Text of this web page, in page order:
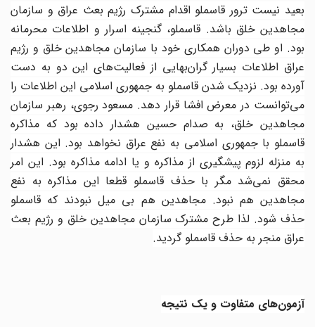
بعید نیست ترور قاسملو اقدام مشترک رژیم بعث عراق و سازمان
مجاهدین خلق باشد. قاسملو، گنجینه اسرار و اطلاعات محرمانه
بود. او طی دوران همکاری خود با سازمان مجاهدین خلق و رژیم
عراق اطلاعات بسیار گران‌بهایی از فعالیت‌های این دو به دست
آورده بود. نزدیک شدن قاسملو به جمهوری اسلامی این اطلاعات را
می‌توانست در معرض افشا قرار دهد. مسعود رجوی، رهبر سازمان
مجاهدین خلق، به صدام حسین هشدار داده بود که مذاکره
قاسملو با جمهوری اسلامی به نفع عراق نخواهد بود. این هشدار
به منزله لزوم پیشگیری از مذاکره و یا ادامه مذاکره بود. این امر
محقق نمی‌شد مگر با حذف قاسملو قطعا این مذاکره به نفع
مجاهدین هم نبود. مجاهدین هم بی میل نبودند که قاسملو
حذف شود. لذا طرح مشترک سازمان مجاهدین خلق و رژیم بعث
عراق منجر به حذف قاسملو گردید.
آزمون‌های متفاوت و یک نتیجه